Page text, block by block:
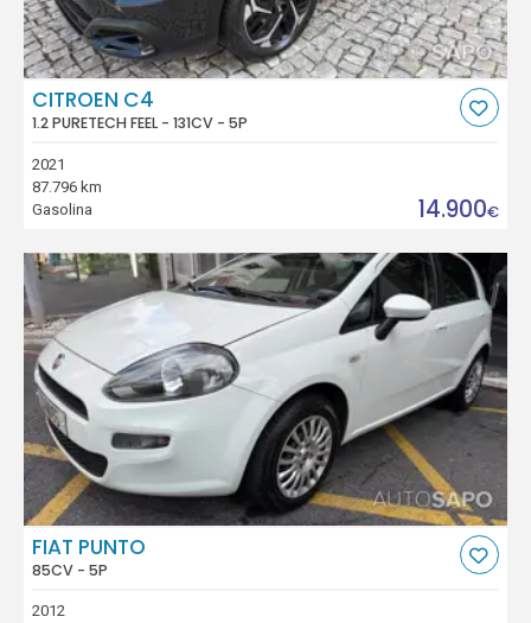
CITROEN C4
1.2 PURETECH FEEL - 131CV - 5P
2021
87.796 km
Gasolina
14.900€
FIAT PUNTO
85CV - 5P
2012